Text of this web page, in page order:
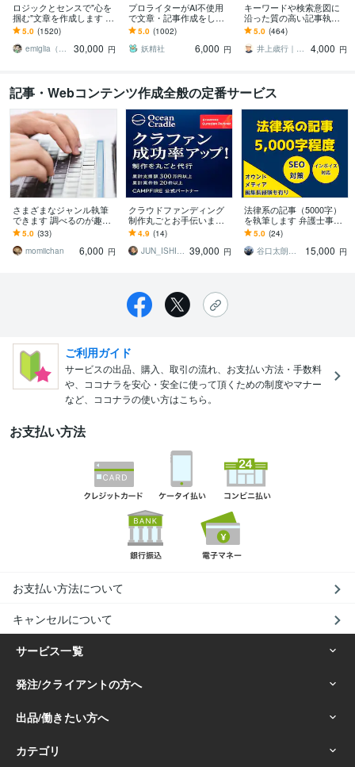
ロジックとセンスで"心を
掴む"文章を作成します あ
なたの「実現したい未
来」を叶えるための渾身
のライティング
5.0 (1520)
emiglia（エミリア）
30,000 円
プロライターがAI不使用
で文章・記事作成をしま
す ホームページ、アフィ
リエイト、ゲーム記事な
ども楽しく執筆中！
5.0 (1002)
妖精社
6,000 円
キーワードや検索意図に
沿った質の高い記事執筆
します ランキング1位獲得
済ライター、出版賞受賞
ライターが心をこめて
5.0 (464)
井上歳行｜SEO対策×Webライティング
4,000 円
記事・Webコンテンツ作成全般の定番サービス
さまざまなジャンル執筆
できます 調べるのが趣味
なライターが専門的な文
章を作成します！
5.0 (33)
momiichan
6,000 円
クラウドファンディング
制作丸ごとお手伝います
Plan SをCampfire公式パ
ートナー取得記念価格
で！
4.9 (14)
JUN_ISHIKAWA 39,000 円
法律系の記事（5000字）
を執筆します 弁護士事務
所のサイト用記事などお
気軽にご相談ください。
5.0 (24)
谷口太朗｜Luna企画代表
15,000 円
ご利用ガイド
サービスの出品、購入、取引の流れ、お支払い方法・手数料
や、ココナラを安心・安全に使って頂くための制度やマナー
など、ココナラの使い方はこちら。
お支払い方法
お支払い方法について
キャンセルについて